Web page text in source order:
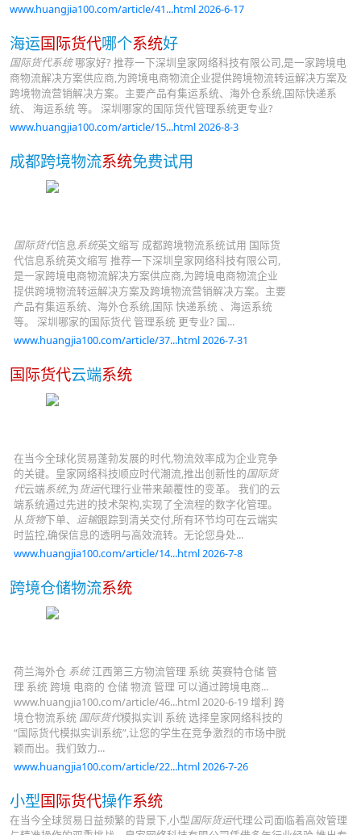
www.huangjia100.com/article/41...html 2026-6-17
海运国际货代哪个系统好
国际货代系统哪家好? 推荐一下深圳皇家网络科技有限公司,是一家跨境电
商物流解决方案供应商,为跨境电商物流企业提供跨境物流转运解决方案及
跨境物流营销解决方案。主要产品有集运系统、海外仓系统,国际快递系
统、 海运系统 等。 深圳哪家的国际货代管理系统更专业?
www.huangjia100.com/article/15...html 2026-8-3
成都跨境物流系统免费试用
国际货代信息系统英文缩写 成都跨境物流系统试用 国际货
代信息系统英文缩写 推荐一下深圳皇家网络科技有限公司,
是一家跨境电商物流解决方案供应商,为跨境电商物流企业
提供跨境物流转运解决方案及跨境物流营销解决方案。主要
产品有集运系统、海外仓系统,国际 快递系统 、海运系统
等。 深圳哪家的国际货代 管理系统 更专业? 国...
www.huangjia100.com/article/37...html 2026-7-31
国际货代云端系统
在当今全球化贸易蓬勃发展的时代,物流效率成为企业竞争
的关键。皇家网络科技顺应时代潮流,推出创新性的国际货
代云端系统,为 货运代理行业带来颠覆性的变革。 我们的云
端系统通过先进的技术架构,实现了全流程的数字化管理。
从 货物下单、 运输跟踪到清关交付,所有环节均可在云端实
时监控,确保信息的透明与高效流转。无论您身处...
www.huangjia100.com/article/14...html 2026-7-8
跨境仓储物流系统
荷兰海外仓 系统江西第三方物流管理 系统 英赛特仓储 管
理 系统 跨境 电商的 仓储 物流 管理 可以通过跨境电商...
www.huangjia100.com/article/46...html 2020-6-19 增利 跨
境仓物流系统 国际货代模拟实训 系统 选择皇家网络科技的
“国际货代模拟实训系统”,让您的学生在竞争激烈的市场中脱
颖而出。我们致力...
www.huangjia100.com/article/22...html 2026-7-26
小型国际货代操作系统
在当今全球贸易日益频繁的背景下,小型国际货运代理公司面临着高效管理